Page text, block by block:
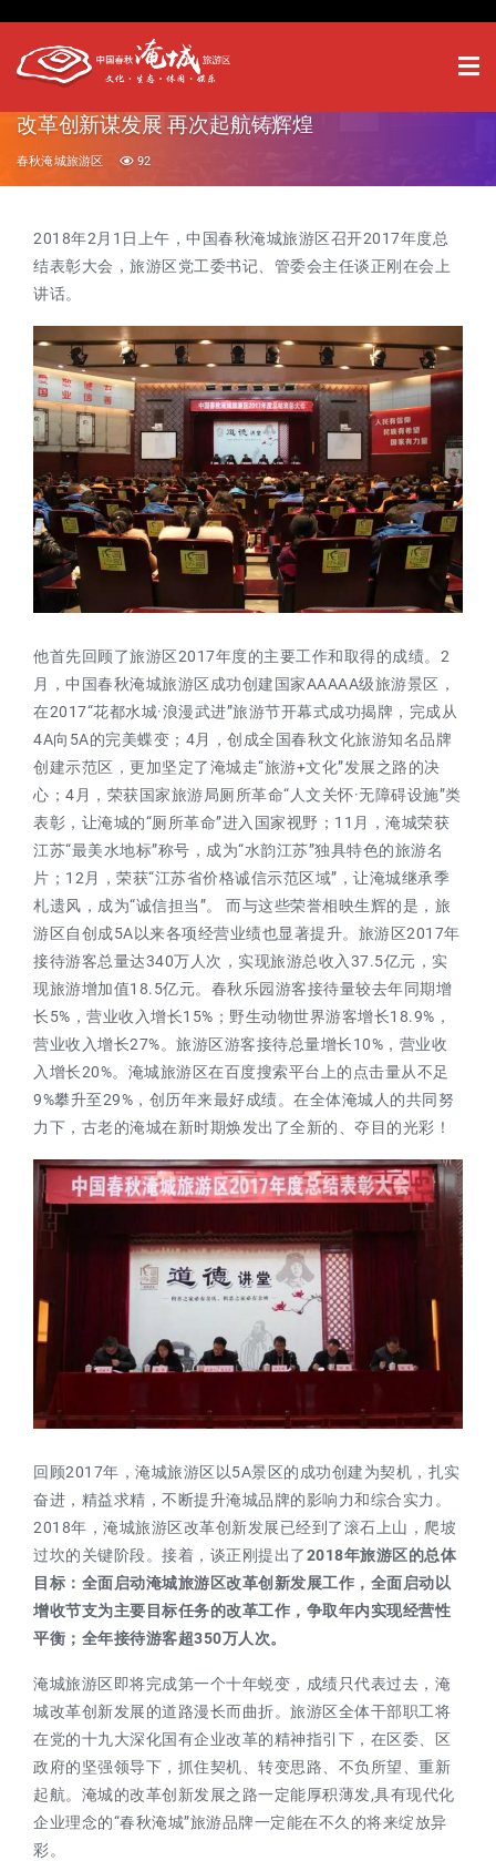
改革创新谋发展 再次起航铸辉煌
春秋淹城旅游区 92
2018年2月1日上午，中国春秋淹城旅游区召开2017年度总
结表彰大会，旅游区党工委书记、管委会主任谈正刚在会上
讲话。
他首先回顾了旅游区2017年度的主要工作和取得的成绩。2
月，中国春秋淹城旅游区成功创建国家AAAAA级旅游景区，
在2017“花都水城·浪漫武进”旅游节开幕式成功揭牌，完成从
4A向5A的完美蝶变；4月，创成全国春秋文化旅游知名品牌
创建示范区，更加坚定了淹城走“旅游+文化”发展之路的决
心；4月，荣获国家旅游局厕所革命“人文关怀·无障碍设施”类
表彰，让淹城的“厕所革命”进入国家视野；11月，淹城荣获
江苏“最美水地标”称号，成为“水韵江苏”独具特色的旅游名
片；12月，荣获“江苏省价格诚信示范区域”，让淹城继承季
札遗风，成为“诚信担当”。 而与这些荣誉相映生辉的是，旅
游区自创成5A以来各项经营业绩也显著提升。旅游区2017年
接待游客总量达340万人次，实现旅游总收入37.5亿元，实
现旅游增加值18.5亿元。春秋乐园游客接待量较去年同期增
长5%，营业收入增长15%；野生动物世界游客增长18.9%，
营业收入增长27%。旅游区游客接待总量增长10%，营业收
入增长20%。淹城旅游区在百度搜索平台上的点击量从不足
9%攀升至29%，创历年来最好成绩。在全体淹城人的共同努
力下，古老的淹城在新时期焕发出了全新的、夺目的光彩！
回顾2017年，淹城旅游区以5A景区的成功创建为契机，扎实
奋进，精益求精，不断提升淹城品牌的影响力和综合实力。
2018年，淹城旅游区改革创新发展已经到了滚石上山，爬坡
过坎的关键阶段。接着，谈正刚提出了2018年旅游区的总体
目标： 全面启动淹城旅游区改革创新发展工作， 全面启动以
增收节支为主要目标任务的改革工作，争取年内实现经营性
平衡；全年接待游客超350万人次。
淹城旅游区即将完成第一个十年蜕变，成绩只代表过去，淹
城改革创新发展的道路漫长而曲折。旅游区全体干部职工将
在党的十九大深化国有企业改革的精神指引下，在区委、区
政府的坚强领导下，抓住契机、转变思路、不负所望、重新
起航。淹城的改革创新发展之路一定能厚积薄发,具有现代化
企业理念的“春秋淹城”旅游品牌一定能在不久的将来绽放异
彩。